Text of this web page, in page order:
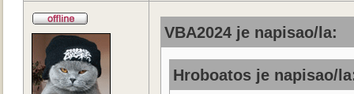
VBA2024 je napisao/la:
Hroboatos je napisao/